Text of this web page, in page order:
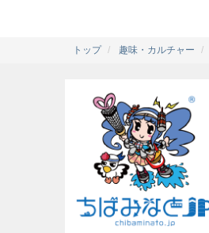
トップ 趣味・カルチャー